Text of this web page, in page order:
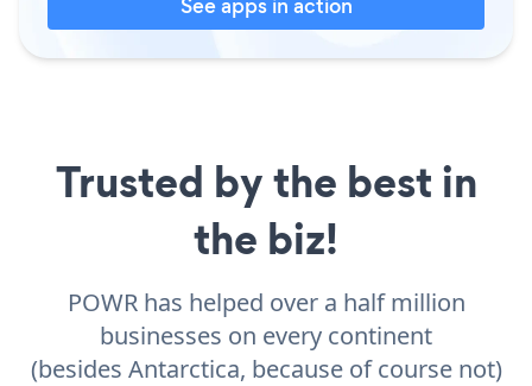
See apps in action
Trusted by the best in
the biz!
POWR has helped over a half million
businesses on every continent
(besides Antarctica, because of course not)